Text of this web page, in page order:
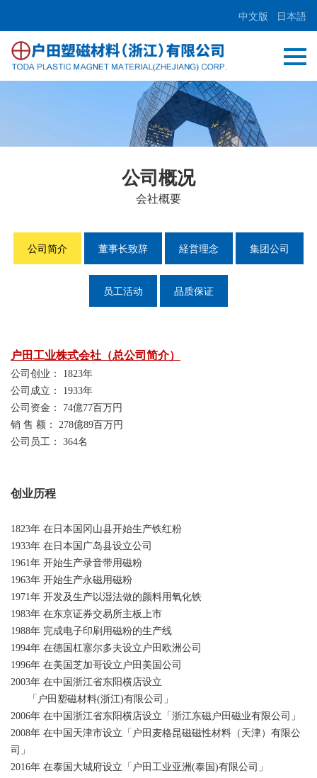
中文版 日本語
公司概况
会社概要
公司简介 董事长致辞 経営理念 集团公司
员工活动 品质保证
户田工业株式会社（总公司简介）
公司创业： 1823年
公司成立： 1933年
公司资金： 74億77百万円
销 售 额： 278億89百万円
公司员工： 364名
创业历程
1823年 在日本国冈山县开始生产铁红粉
1933年 在日本国广岛县设立公司
1961年 开始生产录音带用磁粉
1963年 开始生产永磁用磁粉
1971年 开发及生产以湿法做的颜料用氧化铁
1983年 在东京证券交易所主板上市
1988年 完成电子印刷用磁粉的生产线
1994年 在德国杠塞尔多夫设立户田欧洲公司
1996年 在美国芝加哥设立户田美国公司
2003年 在中国浙江省东阳横店设立
「户田塑磁材料(浙江)有限公司」
2006年 在中国浙江省东阳横店设立「浙江东磁户田磁业有限公司」
2008年 在中国天津市设立「户田麦格昆磁磁性材料（天津）有限公
司」
2016年 在泰国大城府设立「户田工业亚洲(泰国)有限公司」